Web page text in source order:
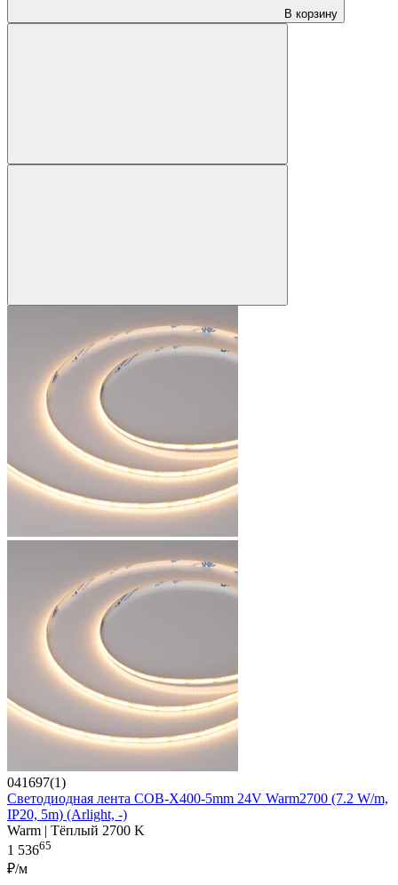
В корзину
041697(1)
Светодиодная лента COB-X400-5mm 24V Warm2700 (7.2 W/m,
IP20, 5m) (Arlight, -)
Warm | Тёплый 2700 K
1 53665
₽/м